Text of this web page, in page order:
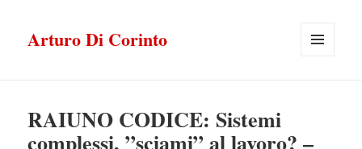
Arturo Di Corinto
RAIUNO CODICE: Sistemi
complessi, ”sciami” al lavoro? –